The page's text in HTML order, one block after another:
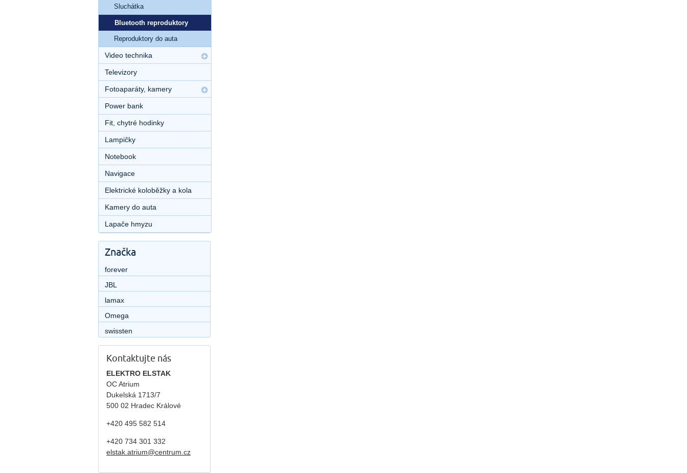
Sluchátka
Bluetooth reproduktory
Reproduktory do auta
Video technika
Televizory
Fotoaparáty, kamery
Power bank
Fit, chytré hodinky
Lampičky
Notebook
Navigace
Elektrické koloběžky a kola
Kamery do auta
Lapače hmyzu
Značka
forever
JBL
lamax
Omega
swissten
Kontaktujte nás
ELEKTRO ELSTAK
OC Atrium
Dukelská 1713/7
500 02 Hradec Králové
+420 495 582 514
+420 734 301 332
elstak.atrium@centrum.cz